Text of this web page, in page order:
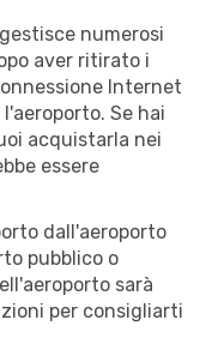
numerosi
aver ritirato i
Internet
Se hai
acquistarla nei
essere
dall'aeroporto
pubblico o
sarà
per consigliarti